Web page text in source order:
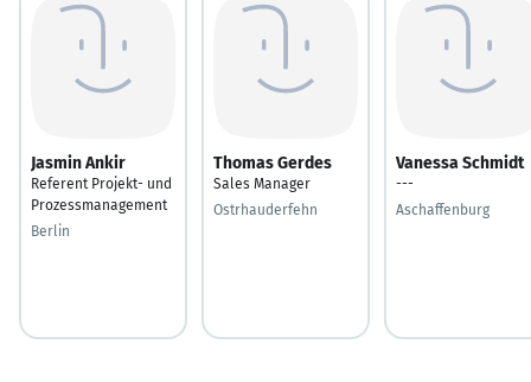
Jasmin Ankir
Referent Projekt- und
Prozessmanagement
Berlin
Thomas Gerdes
Sales Manager
Ostrhauderfehn
Vanessa Schmidt
---
Aschaffenburg